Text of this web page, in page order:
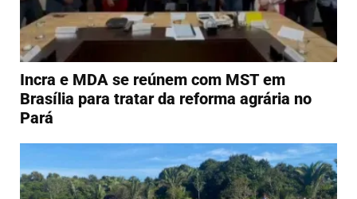
Incra e MDA se reúnem com MST em
Brasília para tratar da reforma agrária no
Pará